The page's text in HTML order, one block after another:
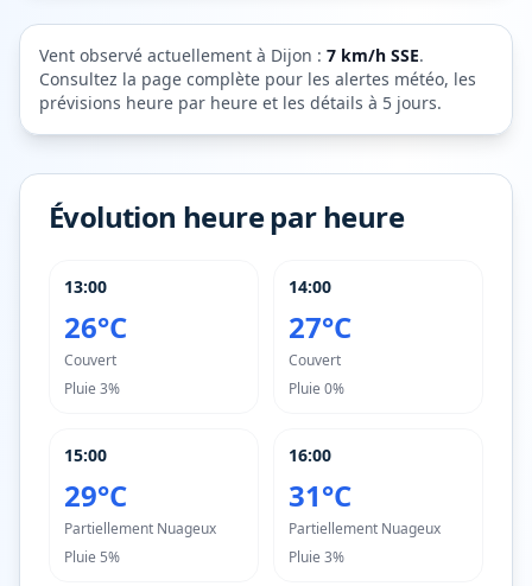
Vent observé actuellement à Dijon : 7 km/h SSE.
Consultez la page complète pour les alertes météo, les
prévisions heure par heure et les détails à 5 jours.
Évolution heure par heure
13:00
26°C
Couvert
Pluie 3%
14:00
27°C
Couvert
Pluie 0%
15:00
29°C
Partiellement Nuageux
Pluie 5%
16:00
31°C
Partiellement Nuageux
Pluie 3%